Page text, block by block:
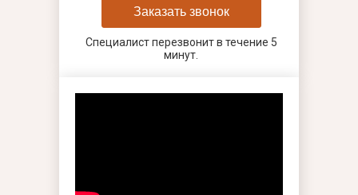
Заказать звонок
Специалист перезвонит в течение 5
минут.